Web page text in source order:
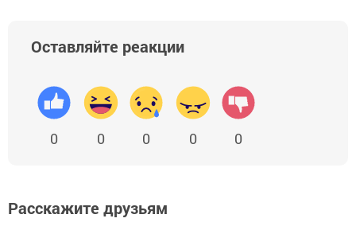
Оставляйте реакции
0 0 0 0 0
Расскажите друзьям